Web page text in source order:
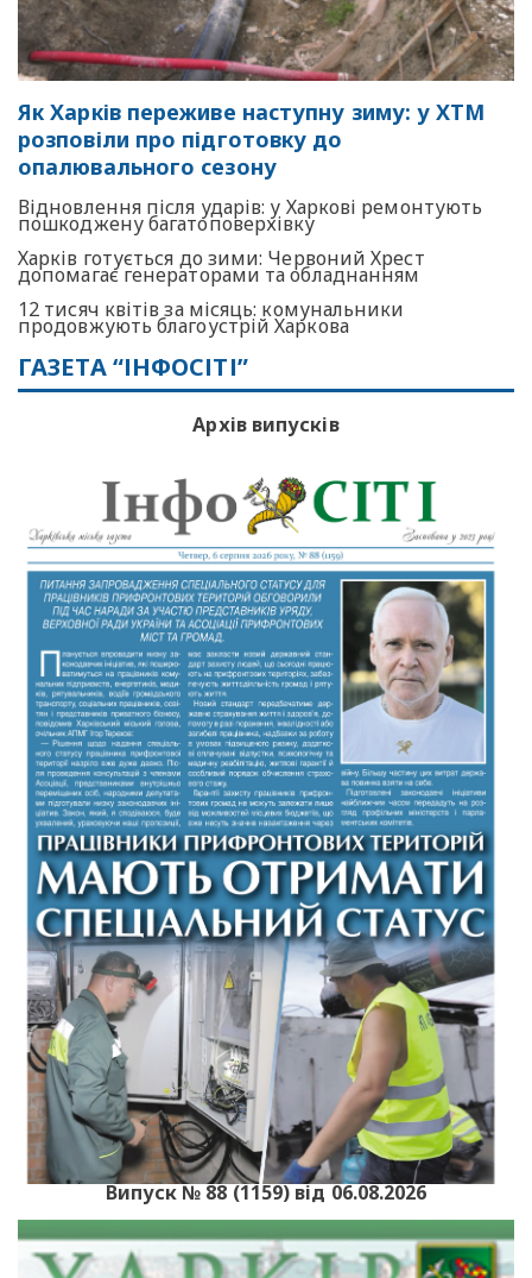
Як Харків переживе наступну зиму: у ХТМ
розповіли про підготовку до
опалювального сезону
Відновлення після ударів: у Харкові ремонтують
пошкоджену багатоповерхівку
Харків готується до зими: Червоний Хрест
допомагає генераторами та обладнанням
12 тисяч квітів за місяць: комунальники
продовжують благоустрій Харкова
ГАЗЕТА “ІНФОСІТІ”
Архів випусків
Випуск № 88 (1159) від 06.08.2026